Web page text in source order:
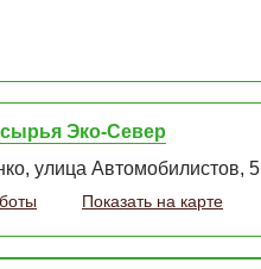
Эко-Север
улица Автомобилистов, 5
Показать на карте